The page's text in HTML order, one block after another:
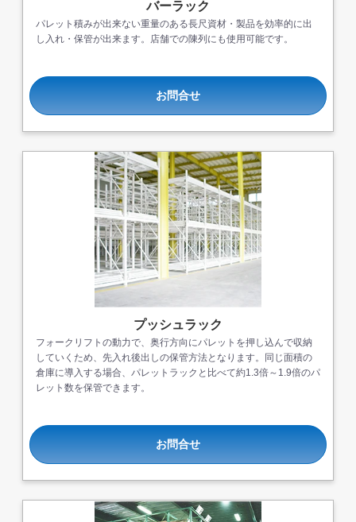
バーラック
パレット積みが出来ない重量のある長尺資材・製品を効率的に出
し入れ・保管が出来ます。店舗での陳列にも使用可能です。
お問合せ
プッシュラック
フォークリフトの動力で、奥行方向にパレットを押し込んで収納
していくため、先入れ後出しの保管方法となります。同じ面積の
倉庫に導入する場合、パレットラックと比べて約1.3倍～1.9倍のパ
レット数を保管できます。
お問合せ